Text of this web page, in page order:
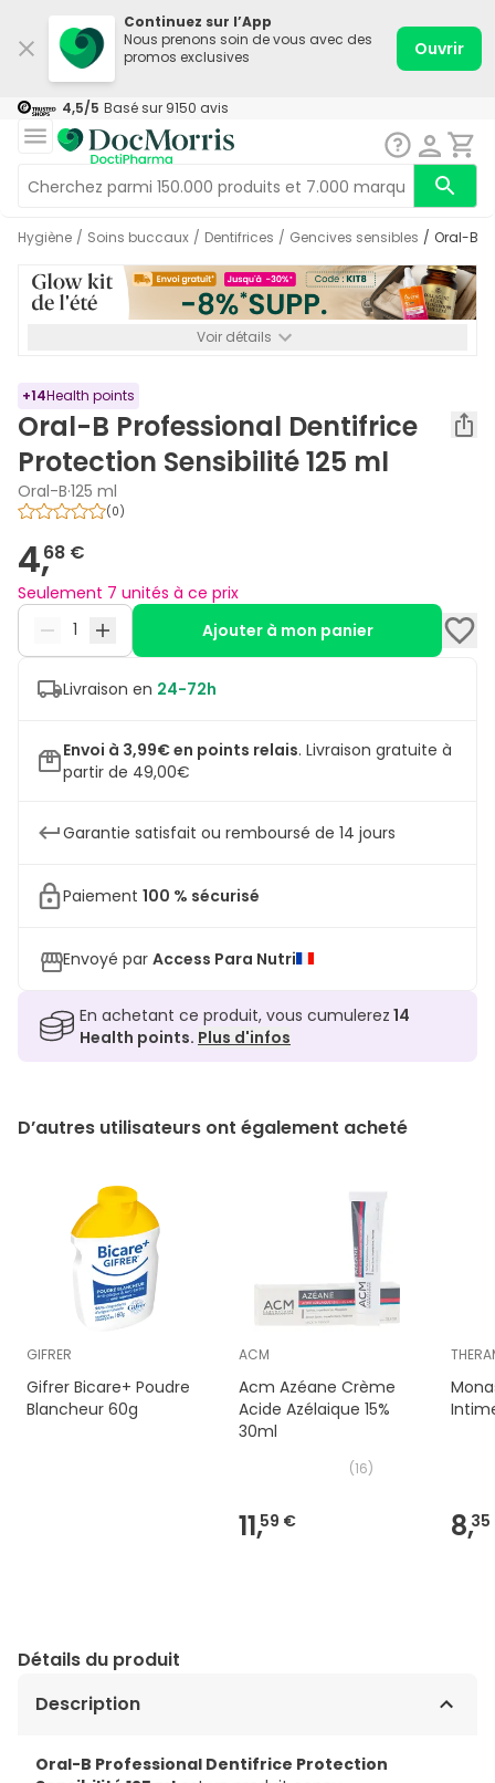
Continuez sur l’App
Nous prenons soin de vous avec des
promos exclusives
Ouvrir
4,5/5 Basé sur 9150 avis
Hygiène / Soins buccaux / Dentifrices / Gencives sensibles / Oral-B
Voir détails
+14Health points
Oral-B Professional Dentifrice
Protection Sensibilité 125 ml
Oral-B·125 ml
(0)
4,68 €
Seulement 7 unités à ce prix
Ajouter à mon panier
Livraison en 24-72h
Envoi à 3,99€ en points relais. Livraison gratuite à
partir de 49,00€
Garantie satisfait ou remboursé de 14 jours
Paiement 100 % sécurisé
Envoyé par Access Para Nutri
En achetant ce produit, vous cumulerez 14
Health points. Plus d'infos
D’autres utilisateurs ont également acheté
GIFRER
Gifrer Bicare+ Poudre
Blancheur 60g
ACM
Acm Azéane Crème
Acide Azélaique 15%
30ml
(16)
11,59 € 8,
Détails du produit
Description
Oral-B Professional Dentifrice Protection